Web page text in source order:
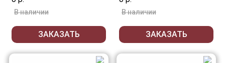
В наличии
ЗАКАЗАТЬ
В наличии
ЗАКАЗАТЬ